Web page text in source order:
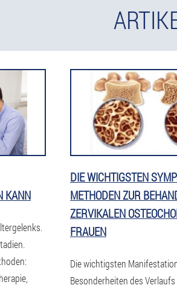
KANN
DIE WICHTIGSTEN
METHODEN ZUR
ZERVIKALEN
FRAUEN
Die wichtigsten
Besonderheiten des